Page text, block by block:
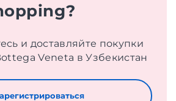
и доставляйте покупки
Veneta в Узбекистан